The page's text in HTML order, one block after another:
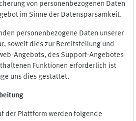
von personenbezogenen Daten
im Sinne der Datensparsamkeit.
personenbezogene Daten unserer
soweit dies zur Bereitstellung und
Angebots, des Support-Angebotes
Funktionen erforderlich ist
uns dies gestattet.
der Plattform werden folgende